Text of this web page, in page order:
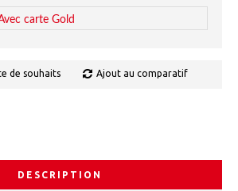
carte Gold
de souhaits Ajout au comparatif
DESCRIPTION